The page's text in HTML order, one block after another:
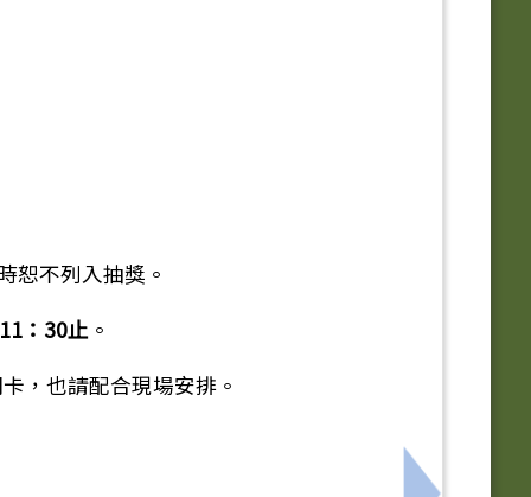
恕不列入抽獎。
11：30止。
，也請配合現場安排。